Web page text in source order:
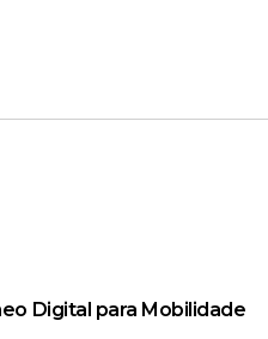
Digital para Mobilidade